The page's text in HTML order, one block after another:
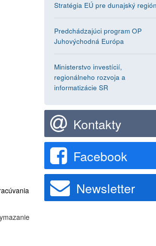
Stratégia EÚ pre dunajský región
Predchádzajúci program OP
Juhovýchodná Európa
Ministerstvo investícií,
regionálneho rozvoja a
informatizácie SR
Kontakty
Facebook
Newsletter